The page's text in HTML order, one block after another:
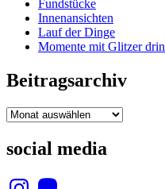
Fundstücke
Innenansichten
Lauf der Dinge
Momente mit Glitzer drin
Beitragsarchiv
Beitragsarchiv
social media
InstagramMastodon